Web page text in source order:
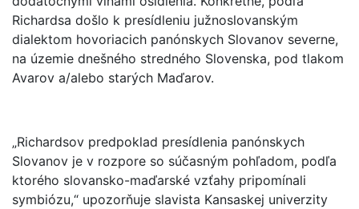
Richardsa došlo k presídleniu južnoslovanským
dialektom hovoriacich panónskych Slovanov severne,
na územie dnešného stredného Slovenska, pod tlakom
Avarov a/alebo starých Maďarov.
„Richardsov predpoklad presídlenia panónskych
Slovanov je v rozpore so súčasným pohľadom, podľa
ktorého slovansko-maďarské vzťahy pripomínali
symbiózu,“ upozorňuje slavista Kansaskej univerzity